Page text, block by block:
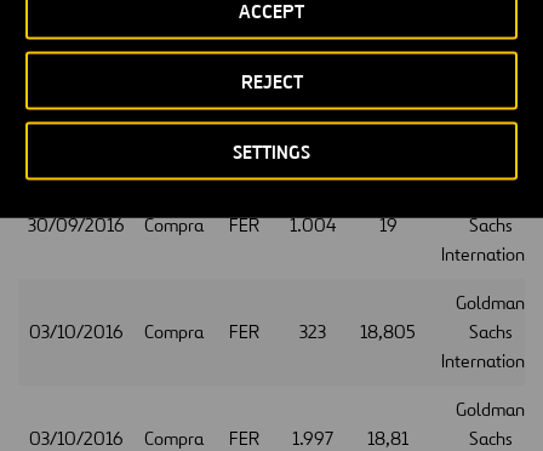
SETTINGS
REJECT
ACCEPT
FER 721
International
30/09/2016 Compra FER 275 18,995
Sachs
30/09/2016 Compra FER 1.004 19
Sachs
International
03/10/2016 Compra FER 323 18,805
Goldman
Sachs
International
03/10/2016 Compra FER 1.997 18,81
Goldman
Sachs